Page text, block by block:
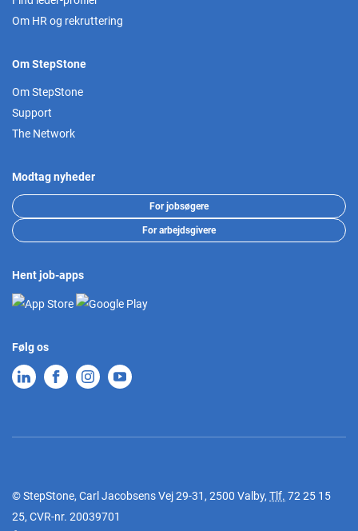
Om HR og rekruttering
Om StepStone
Om StepStone
Support
The Network
Modtag nyheder
For jobsøgere
For arbejdsgivere
Hent job-apps
Følg os
© StepStone, Carl Jacobsens Vej 29-31, 2500 Valby, Tlf. 72 25 15
25, CVR-nr. 20039701